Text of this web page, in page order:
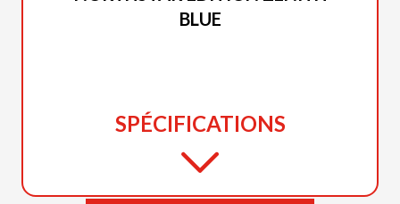
BLUE
SPÉCIFICATIONS